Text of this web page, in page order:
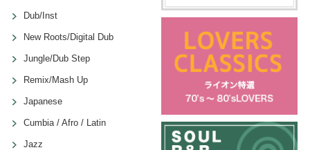
Dub/Inst
New Roots/Digital Dub
Jungle/Dub Step
Remix/Mash Up
Japanese
Cumbia / Afro / Latin
Jazz